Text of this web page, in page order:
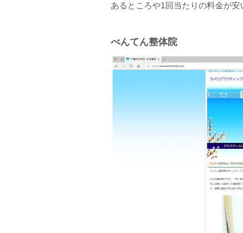
あるところや1回当たりの料金が安
べんてん整体院